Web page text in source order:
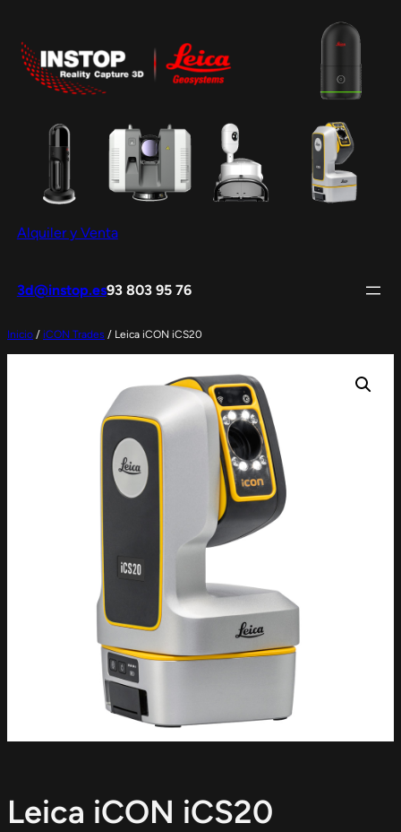
contenido
Alquiler y Venta
3d@instop.es93 803 95 76
Inicio / iCON Trades / Leica iCON iCS20
Leica iCON iCS20